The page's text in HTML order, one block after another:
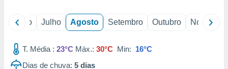
Junho Julho Agosto Setembro Outubro Novembro
T. Média : 23°C Máx.: 30°C Min: 16°C
Dias de chuva: 5 dias